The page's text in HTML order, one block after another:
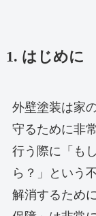
1. はじめに
外壁塗装は家
守るために非
行う際に「も
ら？」という
解消するため